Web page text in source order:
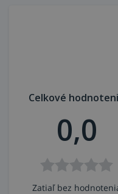
Celkové
0,0
Zatiaľ bez